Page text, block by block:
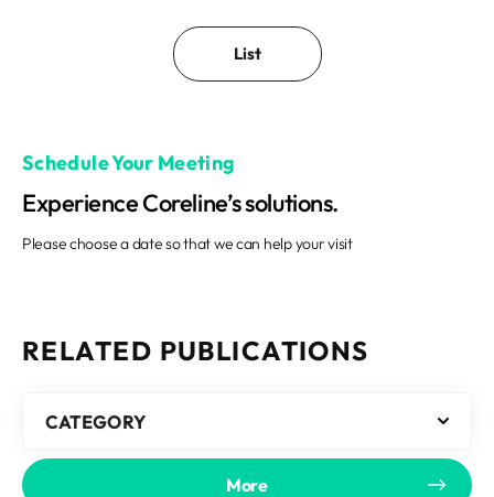
List
Schedule Your Meeting
Experience Coreline’s solutions.
Please choose a date so that we can help your visit
RELATED PUBLICATIONS
CATEGORY
More